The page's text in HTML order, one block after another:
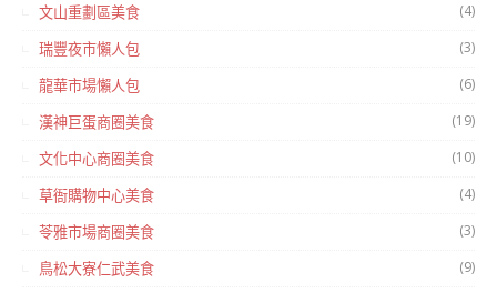
文山重劃區美食 (4)
瑞豐夜市懶人包 (3)
龍華市場懶人包 (6)
漢神巨蛋商圈美食 (19)
文化中心商圈美食 (10)
草衙購物中心美食 (4)
苓雅市場商圈美食 (3)
鳥松大寮仁武美食 (9)